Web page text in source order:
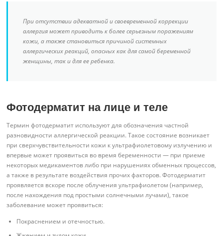
При отсутствии адекватной и своевременной коррекции
аллергия может приводить к более серьезным поражениям
кожи, а также становиться причиной системных
аллергических реакций, опасных как для самой беременной
женщины, так и для ее ребенка.
Фотодерматит на лице и теле
Термин фотодерматит используют для обозначения частной
разновидности аллергической реакции. Такое состояние возникает
при сверхчувствительности кожи к ультрафиолетовому излучению и
впервые может проявиться во время беременности — при приеме
некоторых медикаментов либо при нарушениях обменных процессов,
а также в результате воздействия прочих факторов. Фотодерматит
проявляется вскоре после облучения ультрафиолетом (например,
после нахождения под простыми солнечными лучами), такое
заболевание может проявиться:
Покраснением и отечностью.